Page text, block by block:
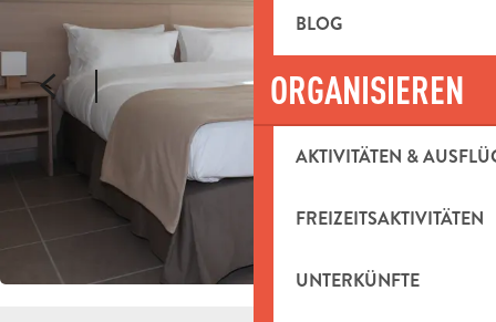
BLOG
ORGANISIEREN
AKTIVITÄTEN &
FREIZEITSAKTIVITÄTEN
UNTERKÜNFTE